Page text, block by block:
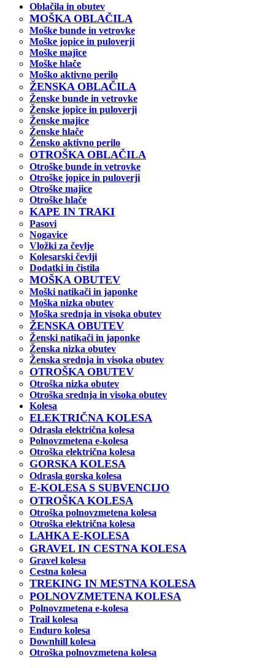
Oblačila in obutev
MOŠKA OBLAČILA
Moške bunde in vetrovke
Moške jopice in puloverji
Moške majice
Moške hlače
Moško aktivno perilo
ŽENSKA OBLAČILA
Ženske bunde in vetrovke
Ženske jopice in puloverji
Ženske majice
Ženske hlače
Žensko aktivno perilo
OTROŠKA OBLAČILA
Otroške bunde in vetrovke
Otroške jopice in puloverji
Otroške majice
Otroške hlače
KAPE IN TRAKI
Pasovi
Nogavice
Vložki za čevlje
Kolesarski čevlji
Dodatki in čistila
MOŠKA OBUTEV
Moški natikači in japonke
Moška nizka obutev
Moška srednja in visoka obutev
ŽENSKA OBUTEV
Ženski natikači in japonke
Ženska nizka obutev
Ženska srednja in visoka obutev
OTROŠKA OBUTEV
Otroška nizka obutev
Otroška srednja in visoka obutev
Kolesa
ELEKTRIČNA KOLESA
Odrasla električna kolesa
Polnovzmetena e-kolesa
Otroška električna kolesa
GORSKA KOLESA
Odrasla gorska kolesa
E-KOLESA S SUBVENCIJO
OTROŠKA KOLESA
Otroška polnovzmetena kolesa
Otroška električna kolesa
LAHKA E-KOLESA
GRAVEL IN CESTNA KOLESA
Gravel kolesa
Cestna kolesa
TREKING IN MESTNA KOLESA
POLNOVZMETENA KOLESA
Polnovzmetena e-kolesa
Trail kolesa
Enduro kolesa
Downhill kolesa
Otroška polnovzmetena kolesa